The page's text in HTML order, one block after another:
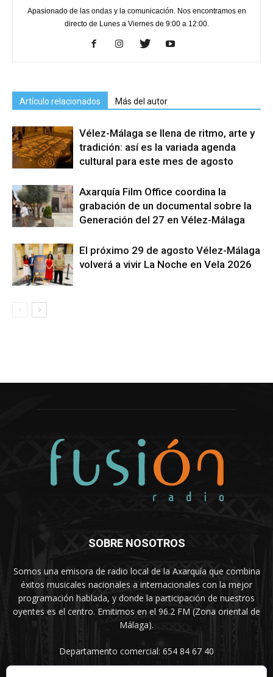
Apasionado de las ondas y la comunicación. Nos encontramos en
directo de Lunes a Viernes de 9:00 a 12:00.
Artículo relacionados Más del autor
Vélez-Málaga se llena de ritmo, arte y
tradición: así es la variada agenda
cultural para este mes de agosto
Axarquía Film Office coordina la
grabación de un documental sobre la
Generación del 27 en Vélez-Málaga
El próximo 29 de agosto Vélez-Málaga
volverá a vivir La Noche en Vela 2026
SOBRE NOSOTROS
Somos una emisora de radio local de la Axarquía que combina
éxitos musicales nacionales a internacionales con la mejor
programación hablada, y donde la participación de nuestros
oyentes es el centro. Emitimos en el 96.2 FM (Zona oriental de
Málaga).
Departamento comercial: 654 84 67 40